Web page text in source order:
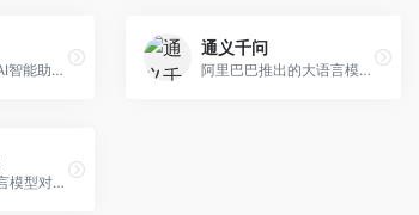
月之暗面推出的AI智能助手，核心优势在于超长文本处理能力，支持20万字以上文档分析。面向学术研究者、职场人士和内容创作者，提供文档解读、PPT生成、联网搜索等综合服务。
通义千问
阿里巴巴推出的大语言模型平台，提供对话问答、文档处理、图像理解、代码编写等全方位AI服务。面向企业用户和个人开发者，集成阿里云生态，支持多模态交互，企业级安全保障。
美团自研的大语言模型对话平台，专注于本地生活服务场景。面向美团生态用户，提供智能推荐、服务问答等功能，本地生活知识覆盖全面。